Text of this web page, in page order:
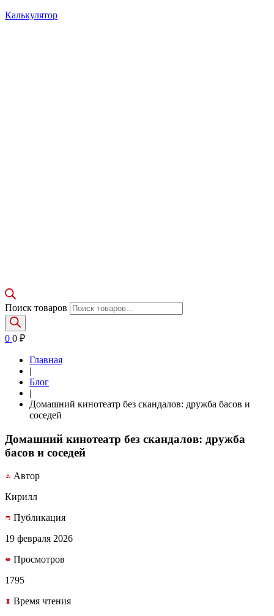
Калькулятор
Поиск товаров
0 0 ₽
Главная
|
Блог
|
Домашний кинотеатр без скандалов: дружба басов и
соседей
Домашний кинотеатр без скандалов: дружба
басов и соседей
Автор
Кирилл
Публикация
19 февраля 2026
Просмотров
1795
Время чтения